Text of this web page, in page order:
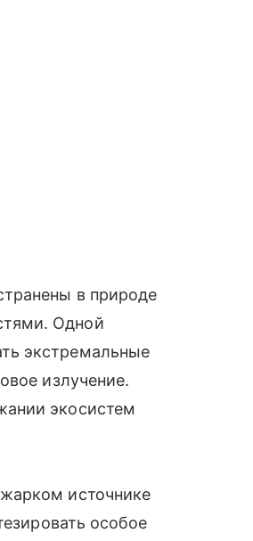
в природе
Одной
экстремальные
излучение.
экосистем
источнике
особое